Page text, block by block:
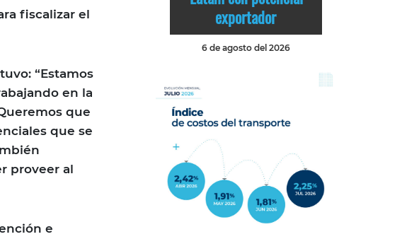
fiscalizar el
“Estamos
en la
que
que se
proveer al
e
exportador
6 de agosto del 2026